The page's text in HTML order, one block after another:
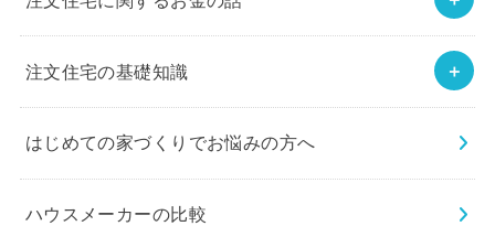
注文住宅の基礎知識
はじめての家づくりでお悩みの方へ
ハウスメーカーの比較